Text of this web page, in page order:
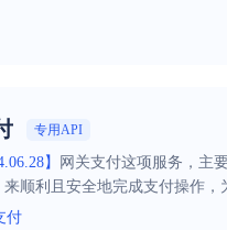
专用API
】
网关支付这项服务，主
来顺利且安全地完成支付操作
付